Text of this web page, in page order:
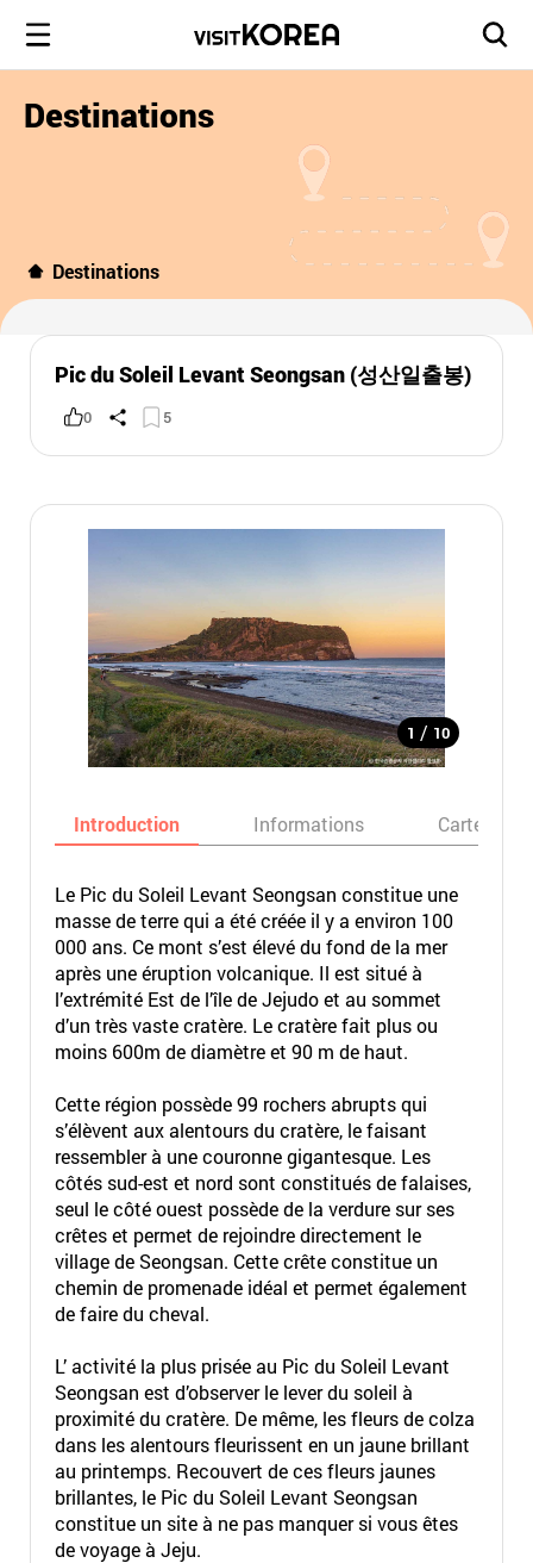
Destinations
Destinations
Pic du Soleil Levant Seongsan (성산일출봉)
0 5
1 / 10
Introduction Informations Carte
Le Pic du Soleil Levant Seongsan constitue une
masse de terre qui a été créée il y a environ 100
000 ans. Ce mont s’est élevé du fond de la mer
après une éruption volcanique. Il est situé à
l’extrémité Est de l’île de Jejudo et au sommet
d’un très vaste cratère. Le cratère fait plus ou
moins 600m de diamètre et 90 m de haut.
Cette région possède 99 rochers abrupts qui
s’élèvent aux alentours du cratère, le faisant
ressembler à une couronne gigantesque. Les
côtés sud-est et nord sont constitués de falaises,
seul le côté ouest possède de la verdure sur ses
crêtes et permet de rejoindre directement le
village de Seongsan. Cette crête constitue un
chemin de promenade idéal et permet également
de faire du cheval.
L’ activité la plus prisée au Pic du Soleil Levant
Seongsan est d’observer le lever du soleil à
proximité du cratère. De même, les fleurs de colza
dans les alentours fleurissent en un jaune brillant
au printemps. Recouvert de ces fleurs jaunes
brillantes, le Pic du Soleil Levant Seongsan
constitue un site à ne pas manquer si vous êtes
de voyage à Jeju.